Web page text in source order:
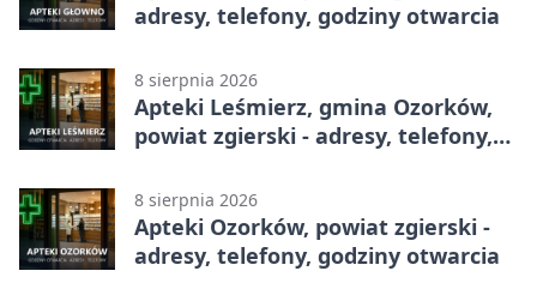
adresy, telefony, godziny otwarcia
8 sierpnia 2026
Apteki Leśmierz, gmina Ozorków,
powiat zgierski - adresy, telefony,
8 sierpnia 2026
Apteki Ozorków, powiat zgierski -
adresy, telefony, godziny otwarcia